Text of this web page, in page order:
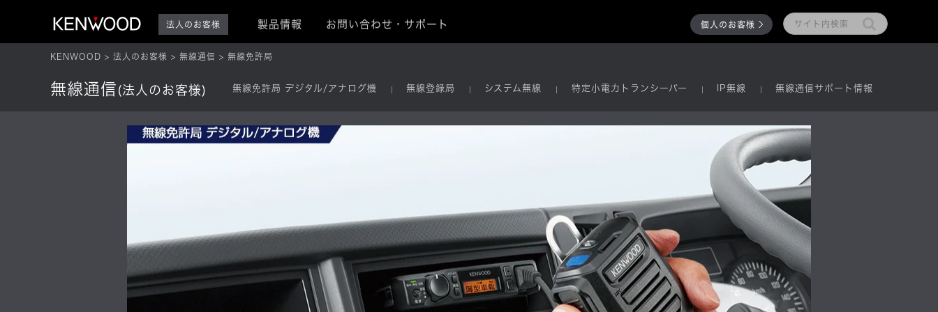
法人のお客様 製品情報 お問い合わせ・サポート 個人のお客様
KENWOOD 法人のお客様 無線通信 無線免許局
無線通信 (法人のお客様) 無線免許局 デジタル/アナログ機 無線登録局 システム無線 特定小電力トランシーバー IP無線 無線通信サポート情報